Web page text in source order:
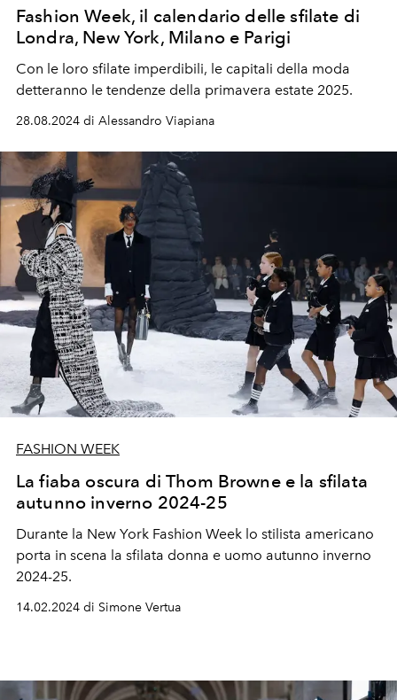
Fashion Week, il calendario delle sfilate di
Londra, New York, Milano e Parigi
Con le loro sfilate imperdibili, le capitali della moda
detteranno le tendenze della primavera estate 2025.
28.08.2024 di Alessandro Viapiana
FASHION WEEK
La fiaba oscura di Thom Browne e la sfilata
autunno inverno 2024-25
Durante la New York Fashion Week lo stilista americano
porta in scena la sfilata donna e uomo autunno inverno
2024-25.
14.02.2024 di Simone Vertua